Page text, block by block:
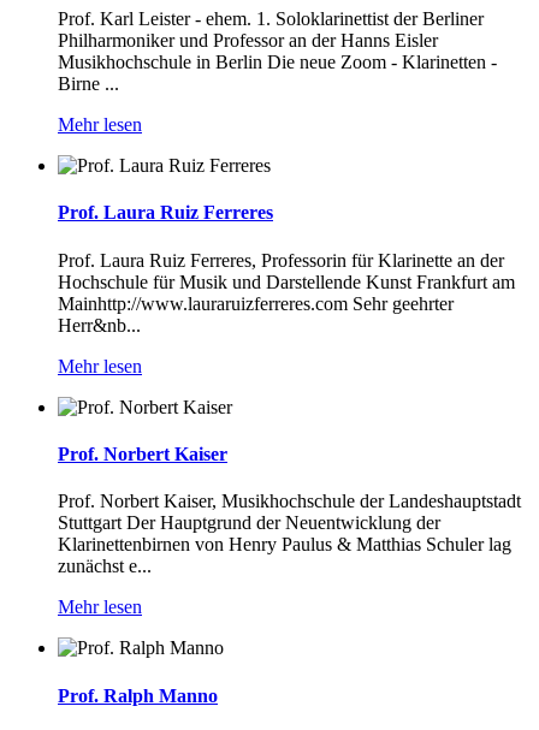
Prof. Karl Leister - ehem. 1. Soloklarinettist der Berliner
Philharmoniker und Professor an der Hanns Eisler
Musikhochschule in Berlin Die neue Zoom - Klarinetten -
Birne ...
Mehr lesen
Prof. Laura Ruiz Ferreres
Prof. Laura Ruiz Ferreres, Professorin für Klarinette an der
Hochschule für Musik und Darstellende Kunst Frankfurt am
Mainhttp://www.lauraruizferreres.com Sehr geehrter
Herr&nb...
Mehr lesen
Prof. Norbert Kaiser
Prof. Norbert Kaiser, Musikhochschule der Landeshauptstadt
Stuttgart Der Hauptgrund der Neuentwicklung der
Klarinettenbirnen von Henry Paulus & Matthias Schuler lag
zunächst e...
Mehr lesen
Prof. Ralph Manno